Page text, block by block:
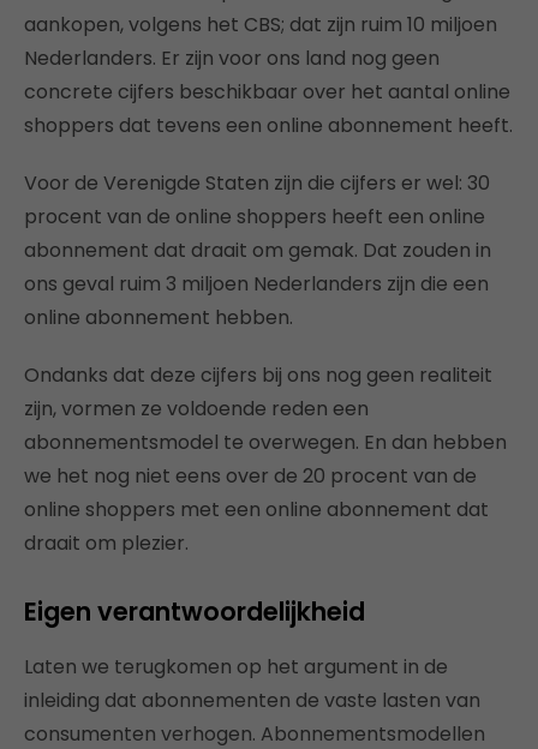
aankopen, volgens het CBS; dat zijn ruim 10 miljoen
Nederlanders. Er zijn voor ons land nog geen
concrete cijfers beschikbaar over het aantal online
shoppers dat tevens een online abonnement heeft.
Voor de Verenigde Staten zijn die cijfers er wel: 30
procent van de online shoppers heeft een online
abonnement dat draait om gemak. Dat zouden in
ons geval ruim 3 miljoen Nederlanders zijn die een
online abonnement hebben.
Ondanks dat deze cijfers bij ons nog geen realiteit
zijn, vormen ze voldoende reden een
abonnementsmodel te overwegen. En dan hebben
we het nog niet eens over de 20 procent van de
online shoppers met een online abonnement dat
draait om plezier.
Eigen verantwoordelijkheid
Laten we terugkomen op het argument in de
inleiding dat abonnementen de vaste lasten van
consumenten verhogen. Abonnementsmodellen